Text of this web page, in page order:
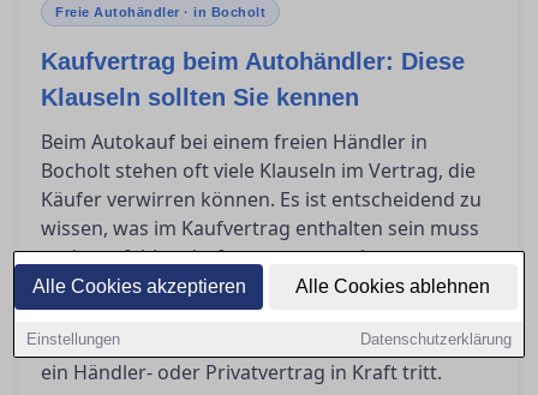
Alle Cookies akzeptieren Alle Cookies ablehnen
Einstellungen Datenschutzerklärung
Freie Autohändler · in Bocholt
Kaufvertrag beim Autohändler: Diese
Klauseln sollten Sie kennen
Beim Autokauf bei einem freien Händler in
Bocholt stehen oft viele Klauseln im Vertrag, die
Käufer verwirren können. Es ist entscheidend zu
wissen, was im Kaufvertrag enthalten sein muss
und was fehlen darf, um unangenehme
Überraschungen zu vermeiden. Dieser Artikel gibt
Aufschluss darüber, was der
Gewährleistungsausschluss bedeutet und wann
ein Händler- oder Privatvertrag in Kraft tritt.